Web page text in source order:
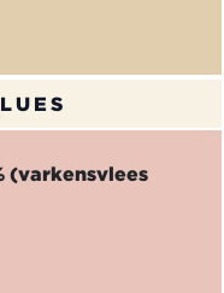
(varkensvlees